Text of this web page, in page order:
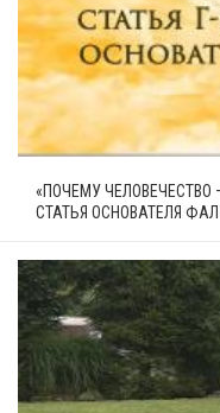
«ПОЧЕМУ
СТАТЬЯ ОСНОВАТЕЛЯ